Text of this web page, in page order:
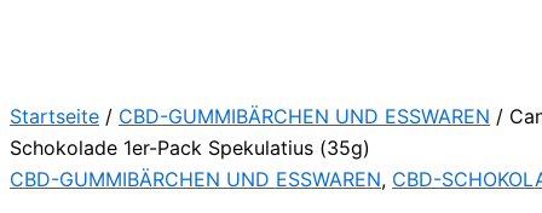
Startseite / CBD-GUMMIBÄRCHEN UND ESSWAREN /
Schokolade 1er-Pack Spekulatius (35g)
CBD-GUMMIBÄRCHEN UND ESSWAREN, CBD-